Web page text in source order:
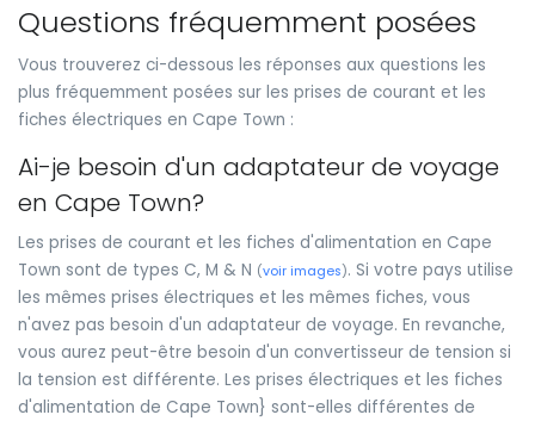
Questions fréquemment posées
Vous trouverez ci-dessous les réponses aux questions les
plus fréquemment posées sur les prises de courant et les
fiches électriques en Cape Town :
Ai-je besoin d'un adaptateur de voyage
en Cape Town?
Les prises de courant et les fiches d'alimentation en Cape
Town sont de types C, M & N (voir images). Si votre pays utilise
les mêmes prises électriques et les mêmes fiches, vous
n'avez pas besoin d'un adaptateur de voyage. En revanche,
vous aurez peut-être besoin d'un convertisseur de tension si
la tension est différente. Les prises électriques et les fiches
d'alimentation de Cape Town} sont-elles différentes de